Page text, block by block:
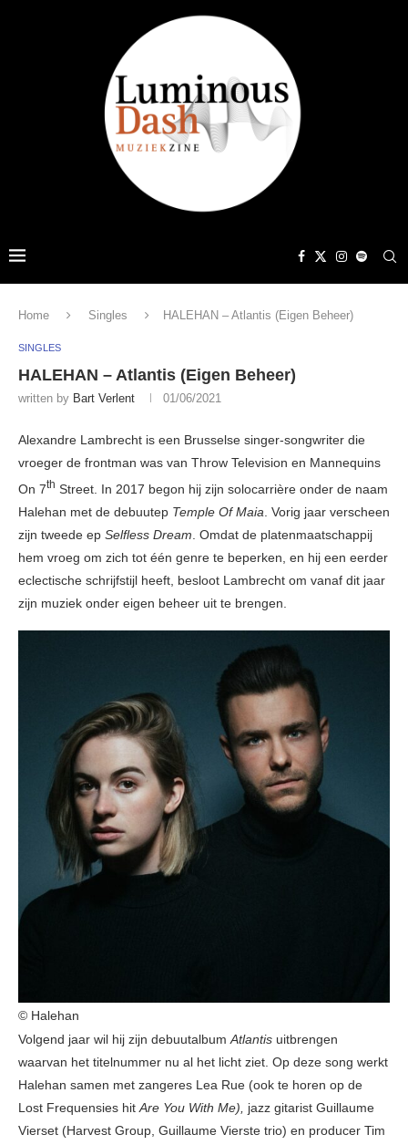
Home Singles HALEHAN – Atlantis (Eigen Beheer)
SINGLES
HALEHAN – Atlantis (Eigen Beheer)
written by Bart Verlent 01/06/2021
Alexandre Lambrecht is een Brusselse singer-songwriter die
vroeger de frontman was van Throw Television en Mannequins
On 7th Street. In 2017 begon hij zijn solocarrière onder de naam
Halehan met de debuutep Temple Of Maia . Vorig jaar verscheen
zijn tweede ep Selfless Dream . Omdat de platenmaatschappij
hem vroeg om zich tot één genre te beperken, en hij een eerder
eclectische schrijfstijl heeft, besloot Lambrecht om vanaf dit jaar
zijn muziek onder eigen beheer uit te brengen.
© Halehan
Volgend jaar wil hij zijn debuutalbum Atlantis uitbrengen
waarvan het titelnummer nu al het licht ziet. Op deze song werkt
Halehan samen met zangeres Lea Rue (ook te horen op de
Lost Frequensies hit Are You With Me), jazz gitarist Guillaume
Vierset (Harvest Group, Guillaume Vierste trio) en producer Tim